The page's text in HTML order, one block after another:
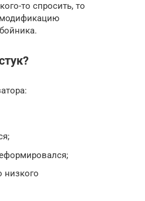
то спросить, то
модификацию
низкого